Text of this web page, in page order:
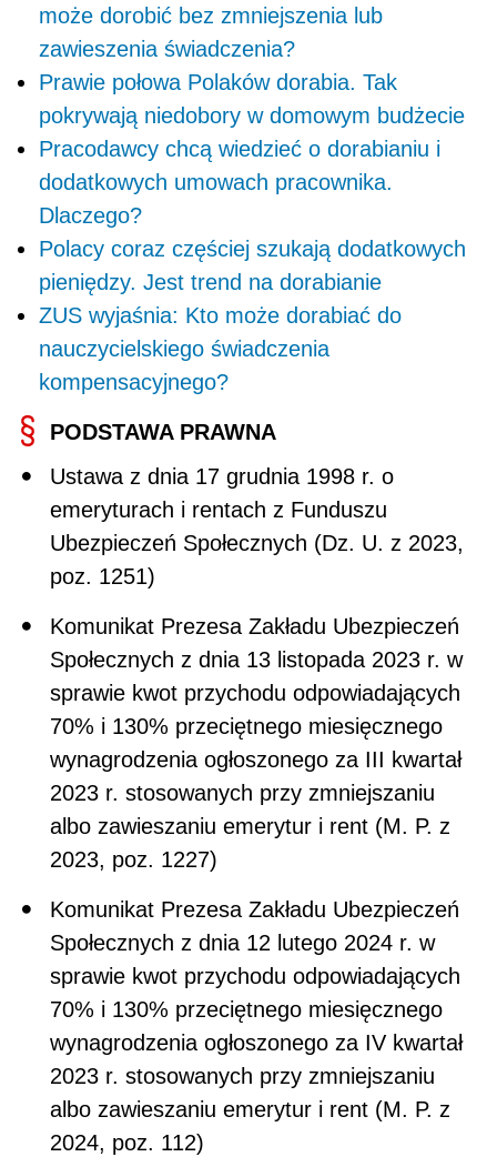
może dorobić bez zmniejszenia lub
zawieszenia świadczenia?
Prawie połowa Polaków dorabia. Tak
pokrywają niedobory w domowym budżecie
Pracodawcy chcą wiedzieć o dorabianiu i
dodatkowych umowach pracownika.
Dlaczego?
Polacy coraz częściej szukają dodatkowych
pieniędzy. Jest trend na dorabianie
ZUS wyjaśnia: Kto może dorabiać do
nauczycielskiego świadczenia
kompensacyjnego?
PODSTAWA PRAWNA
Ustawa z dnia 17 grudnia 1998 r. o
emeryturach i rentach z Funduszu
Ubezpieczeń Społecznych (Dz. U. z 2023,
poz. 1251)
Komunikat Prezesa Zakładu Ubezpieczeń
Społecznych z dnia 13 listopada 2023 r. w
sprawie kwot przychodu odpowiadających
70% i 130% przeciętnego miesięcznego
wynagrodzenia ogłoszonego za III kwartał
2023 r. stosowanych przy zmniejszaniu
albo zawieszaniu emerytur i rent (M. P. z
2023, poz. 1227)
Komunikat Prezesa Zakładu Ubezpieczeń
Społecznych z dnia 12 lutego 2024 r. w
sprawie kwot przychodu odpowiadających
70% i 130% przeciętnego miesięcznego
wynagrodzenia ogłoszonego za IV kwartał
2023 r. stosowanych przy zmniejszaniu
albo zawieszaniu emerytur i rent (M. P. z
2024, poz. 112)